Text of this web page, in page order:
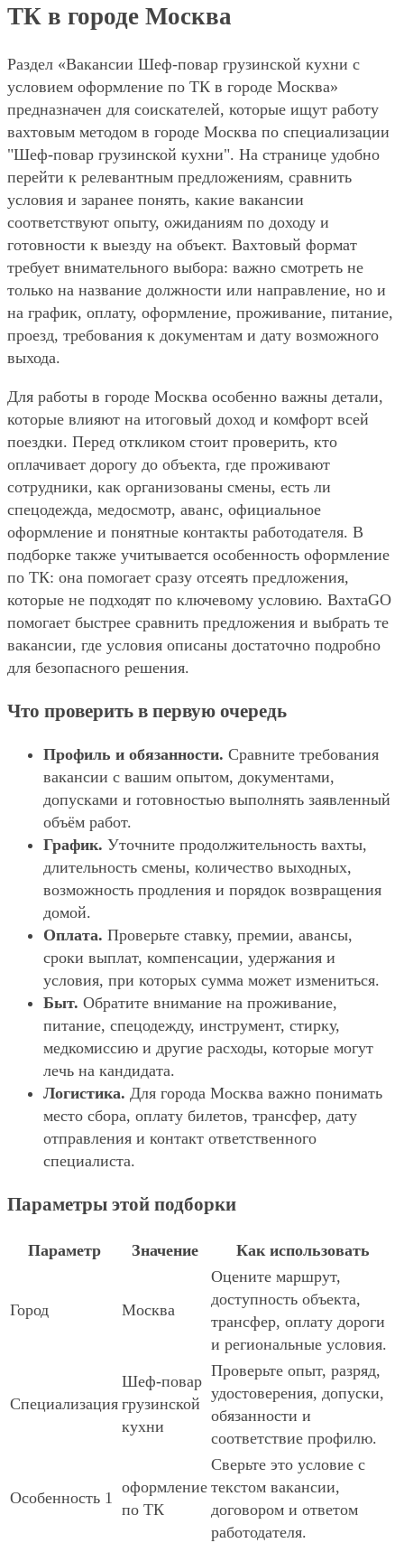
ТК в городе Москва
Раздел «Вакансии Шеф-повар грузинской кухни с
условием оформление по ТК в городе Москва»
предназначен для соискателей, которые ищут работу
вахтовым методом в городе Москва по специализации
"Шеф-повар грузинской кухни". На странице удобно
перейти к релевантным предложениям, сравнить
условия и заранее понять, какие вакансии
соответствуют опыту, ожиданиям по доходу и
готовности к выезду на объект. Вахтовый формат
требует внимательного выбора: важно смотреть не
только на название должности или направление, но и
на график, оплату, оформление, проживание, питание,
проезд, требования к документам и дату возможного
выхода.
Для работы в городе Москва особенно важны детали,
которые влияют на итоговый доход и комфорт всей
поездки. Перед откликом стоит проверить, кто
оплачивает дорогу до объекта, где проживают
сотрудники, как организованы смены, есть ли
спецодежда, медосмотр, аванс, официальное
оформление и понятные контакты работодателя. В
подборке также учитывается особенность оформление
по ТК: она помогает сразу отсеять предложения,
которые не подходят по ключевому условию. ВахтаGO
помогает быстрее сравнить предложения и выбрать те
вакансии, где условия описаны достаточно подробно
для безопасного решения.
Что проверить в первую очередь
Профиль и обязанности. Сравните требования
вакансии с вашим опытом, документами,
допусками и готовностью выполнять заявленный
объём работ.
График. Уточните продолжительность вахты,
длительность смены, количество выходных,
возможность продления и порядок возвращения
домой.
Оплата. Проверьте ставку, премии, авансы,
сроки выплат, компенсации, удержания и
условия, при которых сумма может измениться.
Быт. Обратите внимание на проживание,
питание, спецодежду, инструмент, стирку,
медкомиссию и другие расходы, которые могут
лечь на кандидата.
Логистика. Для города Москва важно понимать
место сбора, оплату билетов, трансфер, дату
отправления и контакт ответственного
специалиста.
Параметры этой подборки
Параметр Значение Как использовать
Город Москва
Оцените маршрут,
доступность объекта,
трансфер, оплату дороги
и региональные условия.
Специализация
Шеф-повар
грузинской
кухни
Проверьте опыт, разряд,
удостоверения, допуски,
обязанности и
соответствие профилю.
Особенность 1
оформление
по ТК
Сверьте это условие с
текстом вакансии,
договором и ответом
работодателя.